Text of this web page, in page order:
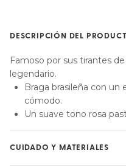
DESCRIPCIÓN DEL
Famoso por sus tirantes
legendario.
Braga brasileña con
cómodo.
Un suave tono rosa
CUIDADO Y MATERIALES